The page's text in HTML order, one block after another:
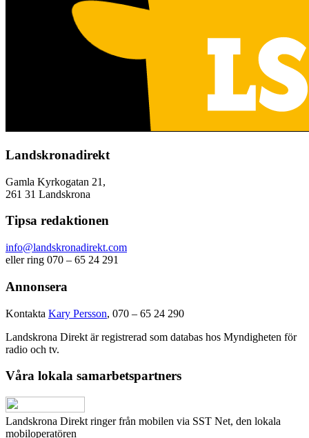
Landskronadirekt
Gamla Kyrkogatan 21,
261 31 Landskrona
Tipsa redaktionen
info@landskronadirekt.com
eller ring 070 – 65 24 291
Annonsera
Kontakta Kary Persson, 070 – 65 24 290
Landskrona Direkt är registrerad som databas hos Myndigheten för
radio och tv.
Våra lokala samarbetspartners
Landskrona Direkt ringer från mobilen via SST Net, den lokala
mobiloperatören